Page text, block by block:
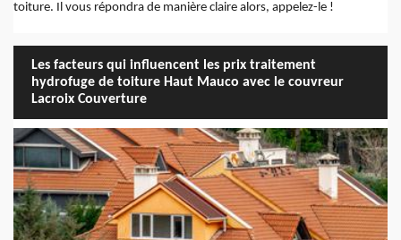
toiture. Il vous répondra de manière claire alors, appelez-le !
Les facteurs qui influencent les prix traitement
hydrofuge de toiture Haut Mauco avec le couvreur
Lacroix Couverture